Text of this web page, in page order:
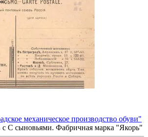
механическое производство обуви"
С сыновьями. Фабричная марка "Якорь"